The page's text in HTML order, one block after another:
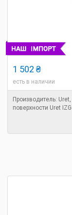
1 502 ₴
есть в наличии
Производитель:
поверхности Uret